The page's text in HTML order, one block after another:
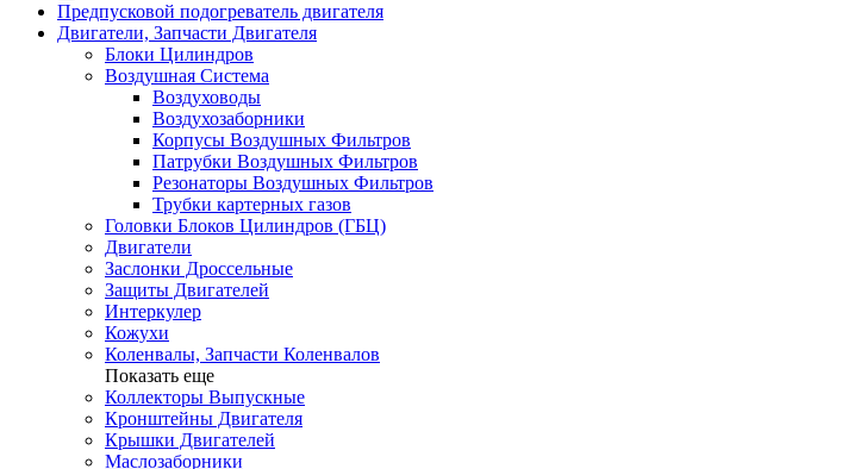
Предпусковой подогреватель двигателя
Двигатели, Запчасти Двигателя
Блоки Цилиндров
Воздушная Система
Воздуховоды
Воздухозаборники
Корпусы Воздушных Фильтров
Патрубки Воздушных Фильтров
Резонаторы Воздушных Фильтров
Трубки картерных газов
Головки Блоков Цилиндров (ГБЦ)
Двигатели
Заслонки Дроссельные
Защиты Двигателей
Интеркулер
Кожухи
Коленвалы, Запчасти Коленвалов
Показать еще
Коллекторы Выпускные
Кронштейны Двигателя
Крышки Двигателей
Маслозаборники